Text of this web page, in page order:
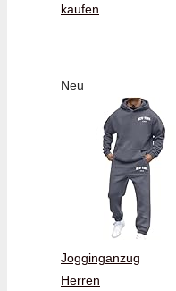
kaufen
Neu
Jogginganzug
Herren